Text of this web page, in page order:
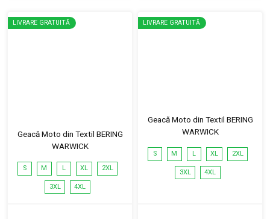
LIVRARE GRATUITĂ
Geacă Moto din Textil BERING
WARWICK
S M L XL 2XL
3XL 4XL
LIVRARE GRATUITĂ
Geacă Moto din Textil BERING
WARWICK
S M L XL 2XL
3XL 4XL